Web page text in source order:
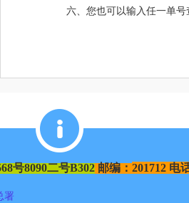
六、您也可以输入任一单号
号8090二号B302 邮编： 201712 电
署